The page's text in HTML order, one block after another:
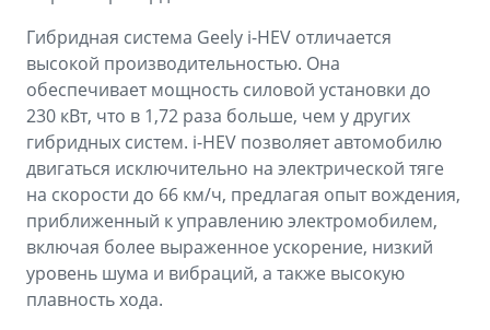
Гибридная система Geely i-HEV отличается
высокой производительностью. Она
обеспечивает мощность силовой установки до
230 кВт, что в 1,72 раза больше, чем у других
гибридных систем. i-HEV позволяет автомобилю
двигаться исключительно на электрической тяге
на скорости до 66 км/ч, предлагая опыт вождения,
приближенный к управлению электромобилем,
включая более выраженное ускорение, низкий
уровень шума и вибраций, а также высокую
плавность хода.